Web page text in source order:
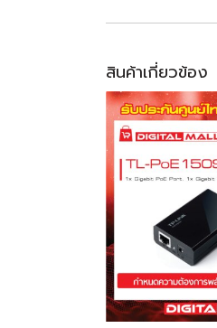
สินค้าเกี่ยวข้อง